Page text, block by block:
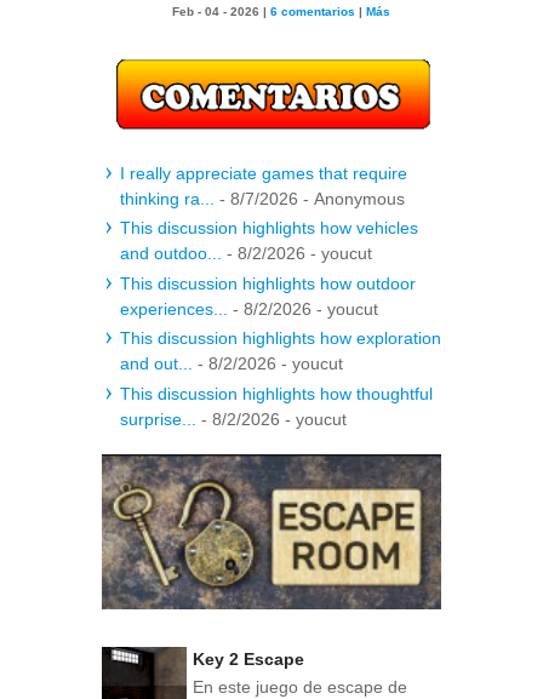
Feb - 04 - 2026 | 6 comentarios | Más
I really appreciate games that require
thinking ra...
- 8/7/2026 - Anonymous
This discussion highlights how vehicles
and outdoo... - 8/2/2026 - youcut
This discussion highlights how outdoor
experiences...
- 8/2/2026 - youcut
This discussion highlights how exploration
and out... - 8/2/2026 - youcut
This discussion highlights how thoughtful
surprise...
- 8/2/2026 - youcut
Key 2 Escape
En este juego de escape de